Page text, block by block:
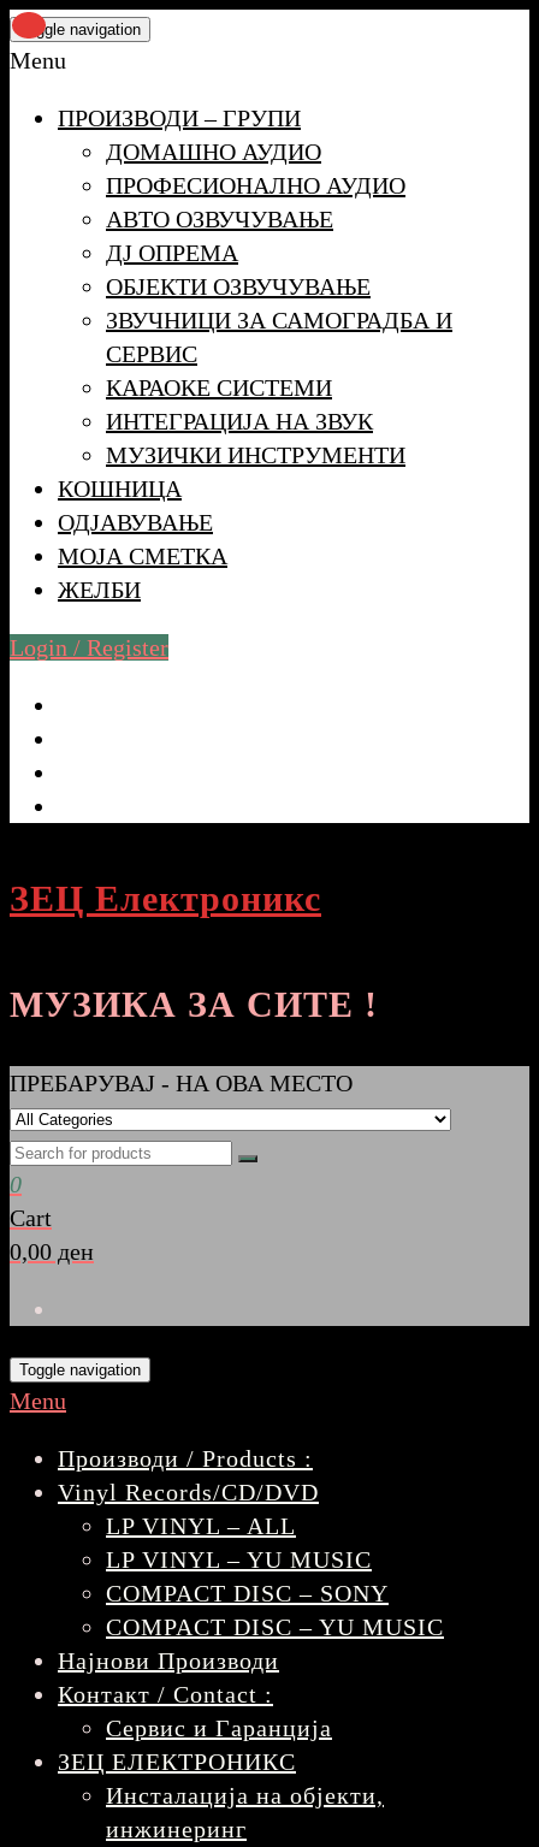
Skip
to
content
Toggle navigation
Menu
ПРОИЗВОДИ – ГРУПИ
ДОМАШНО АУДИО
ПРОФЕСИОНАЛНО АУДИО
АВТО ОЗВУЧУВАЊЕ
ДЈ ОПРЕМА
ОБЈЕКТИ ОЗВУЧУВАЊЕ
ЗВУЧНИЦИ ЗА САМОГРАДБА И
СЕРВИС
КАРАОКЕ СИСТЕМИ
ИНТЕГРАЦИЈА НА ЗВУК
МУЗИЧКИ ИНСТРУМЕНТИ
КОШНИЦА
ОДЈАВУВАЊЕ
МОЈА СМЕТКА
ЖЕЛБИ
Login / Register
ЗЕЦ Електроникс
МУЗИКА ЗА СИТЕ !
ПРЕБАРУВАЈ - НА ОВА МЕСТО
0
Cart
0,00 ден
Toggle navigation
Menu
Производи / Products :
Vinyl Records/CD/DVD
LP VINYL – ALL
LP VINYL – YU MUSIC
COMPACT DISC – SONY
COMPACT DISC – YU MUSIC
Најнови Производи
Контакт / Contact :
Сервис и Гаранција
ЗЕЦ ЕЛЕКТРОНИКС
Инсталација на објекти,
инжинеринг